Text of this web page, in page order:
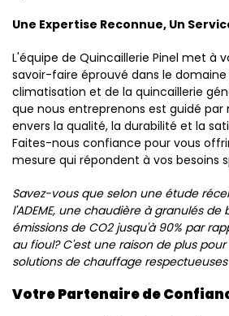
Une Expertise Reconnue, Un
L'équipe de Quincaillerie Pinel met à
savoir-faire éprouvé dans le
climatisation et de la quincaillerie
que nous entreprenons est guidé
envers la qualité, la durabilité et la
Faites-nous confiance pour vous
mesure qui répondent à vos besoins
Savez-vous que selon une étude
l'ADEME, une chaudière à granulés
émissions de CO2 jusqu'à 90% par
au fioul? C'est une raison de plus
solutions de chauffage
Votre Partenaire de